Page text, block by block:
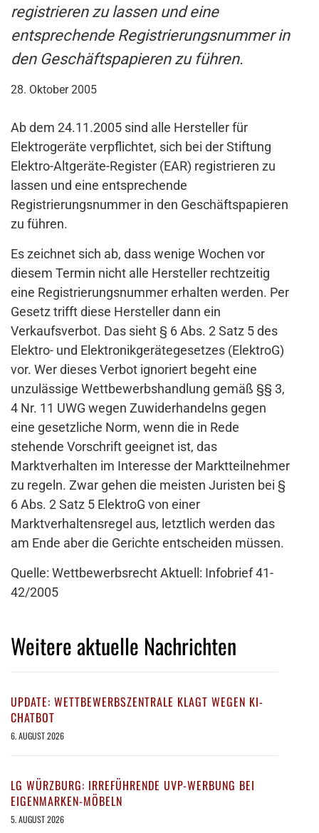
registrieren zu lassen und eine
entsprechende Registrierungsnummer in
den Geschäftspapieren zu führen.
28. Oktober 2005
Ab dem 24.11.2005 sind alle Hersteller für
Elektrogeräte verpflichtet, sich bei der Stiftung
Elektro-Altgeräte-Register (EAR) registrieren zu
lassen und eine entsprechende
Registrierungsnummer in den Geschäftspapieren
zu führen.
Es zeichnet sich ab, dass wenige Wochen vor
diesem Termin nicht alle Hersteller rechtzeitig
eine Registrierungsnummer erhalten werden. Per
Gesetz trifft diese Hersteller dann ein
Verkaufsverbot. Das sieht § 6 Abs. 2 Satz 5 des
Elektro- und Elektronikgerätegesetzes (ElektroG)
vor. Wer dieses Verbot ignoriert begeht eine
unzulässige Wettbewerbshandlung gemäß §§ 3,
4 Nr. 11 UWG wegen Zuwiderhandelns gegen
eine gesetzliche Norm, wenn die in Rede
stehende Vorschrift geeignet ist, das
Marktverhalten im Interesse der Marktteilnehmer
zu regeln. Zwar gehen die meisten Juristen bei §
6 Abs. 2 Satz 5 ElektroG von einer
Marktverhaltensregel aus, letztlich werden das
am Ende aber die Gerichte entscheiden müssen.
Quelle: Wettbewerbsrecht Aktuell: Infobrief 41-
42/2005
Weitere aktuelle Nachrichten
UPDATE: WETTBEWERBSZENTRALE KLAGT WEGEN KI-
CHATBOT
6. AUGUST 2026
LG WÜRZBURG: IRREFÜHRENDE UVP-WERBUNG BEI
EIGENMARKEN-MÖBELN
5. AUGUST 2026